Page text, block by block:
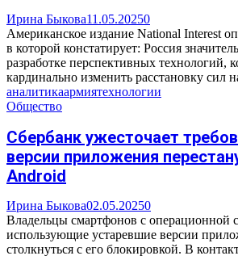
Ирина Быкова11.05.20250
Американское издание National Interest
в которой констатирует: Россия
разработке перспективных технологий,
кардинально изменить расстановку сил
аналитикаармиятехнологии
Общество
Сбербанк ужесточает
версии приложения
Android
Ирина Быкова02.05.20250
Владельцы смартфонов с операционной
использующие устаревшие версии
столкнуться с его блокировкой. В